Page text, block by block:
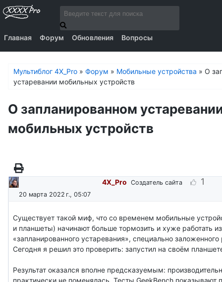
Главная Форум Обновления Вопросы
Мультиблог 4X_Pro » Форум » Мобильные устройства » О
устаревании мобильных устройств
О запланированном
мобильных устройств
4X_Pro Создатель сайта 1
20 марта 2022 г., 05:07
Существует такой миф, что со временем мобильные
и планшеты) начинают больше тормозить и хуже работать
«запланированного устаревания», специально
Сегодня я решил это проверить: запустил на своём
Результат оказался вполне предсказуемым:
практически не поменялась. Тесты GeekBench показывают